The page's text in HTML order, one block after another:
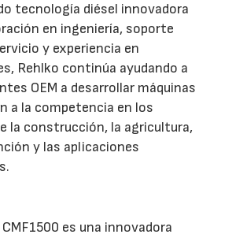
tecnología diésel innovadora
en ingeniería, soporte
y experiencia en
Rehlko continúa ayudando a
OEM a desarrollar máquinas
a la competencia en los
la construcción, la agricultura,
y las aplicaciones
es una innovadora